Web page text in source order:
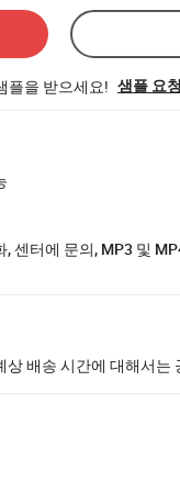
플을 받으세요! 샘플 요청
, 센터에 문의, MP3 및
상 배송 시간에 대해서는